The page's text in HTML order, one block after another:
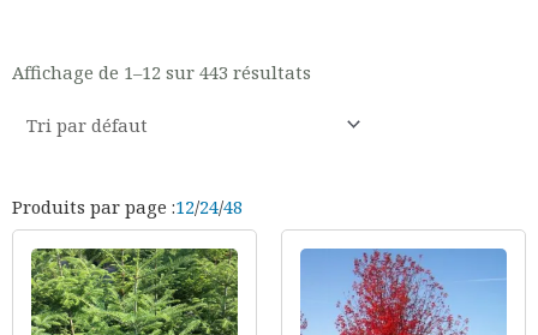
Affichage de 1–12 sur 443 résultats
Produits par page :12/24/48